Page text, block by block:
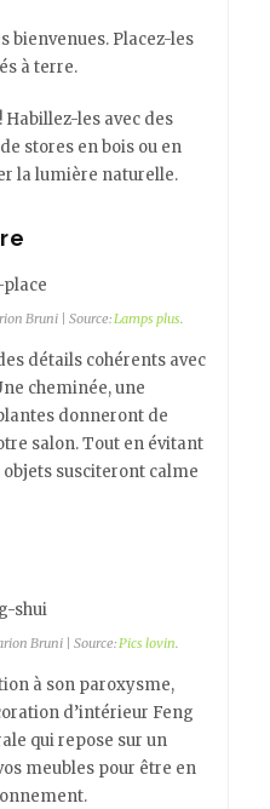
bienvenues. Placez-les
à terre.
Habillez-les avec des
stores en bois ou en
la lumière naturelle.
Bruni | Source:Lamps plus.
détails cohérents avec
cheminée, une
donneront de
salon. Tout en évitant
susciteront calme
Bruni | Source:Pics lovin.
à son paroxysme,
d’intérieur Feng
qui repose sur un
meubles pour être en